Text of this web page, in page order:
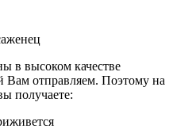
в высоком качестве
Вам отправляем. Поэтому на
получаете: